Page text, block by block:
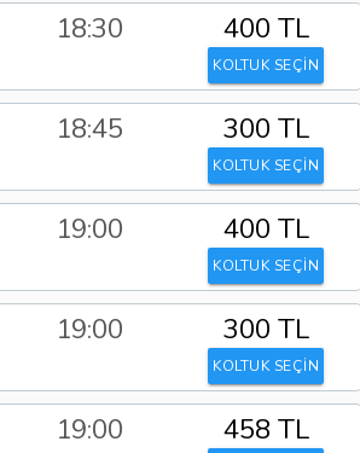
18:30 400 TL
KOLTUK SEÇİN
18:45 300 TL
KOLTUK SEÇİN
19:00 400 TL
KOLTUK SEÇİN
19:00 300 TL
KOLTUK SEÇİN
19:00 458 TL